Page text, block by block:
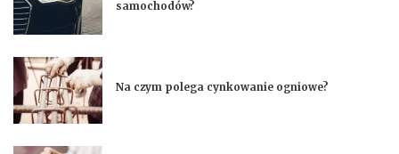
samochodów?
Na czym polega cynkowanie ogniowe?